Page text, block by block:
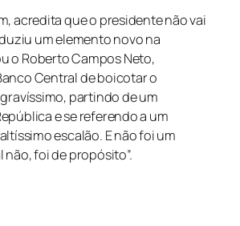
acredita que o presidente não vai
um elemento novo na
o Roberto Campos Neto,
Central de boicotar o
partindo de um
e se referendo a um
escalão. E não foi um
foi de propósito”.